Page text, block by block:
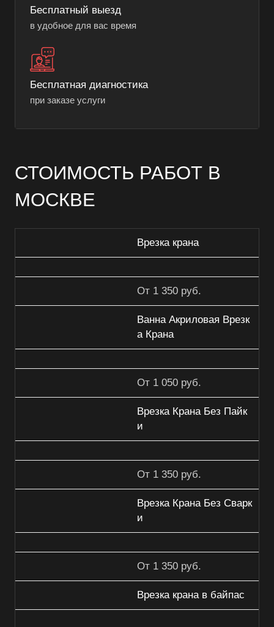
Бесплатный выезд
в удобное для вас время
Бесплатная диагностика
при заказе услуги
СТОИМОСТЬ РАБОТ В
МОСКВЕ
Врезка крана
От 1 350 руб.
Ванна Акриловая Врезк
а Крана
От 1 050 руб.
Врезка Крана Без Пайк
и
От 1 350 руб.
Врезка Крана Без Сварк
и
От 1 350 руб.
Врезка крана в байпас